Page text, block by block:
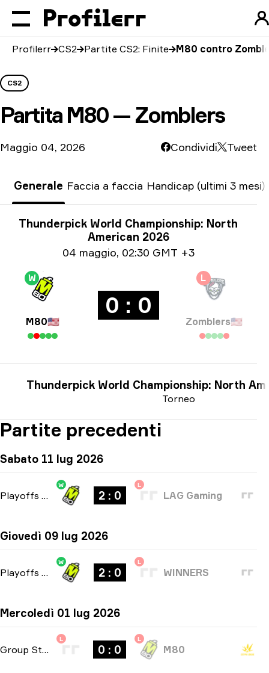
Profilerr CS2 Partite CS2: Finite M80 contro
CS2
Partita M80 — Zomblers
Maggio 04, 2026 Condividi Tweet
Generale Faccia a faccia Handicap (ultimi 3 mesi)
Informazioni sul torneo
Thunderpick World Championship: North
American 2026
Informazioni sulla data
04 maggio, 02:30 GMT +3
W
M80🇺🇸
0 : 0
L
Zomblers🇺🇸
Torneo
Thunderpick World Championship: North
Partite precedenti
Sabato 11 lug 2026
Playoffs bo3
W
2 : 0
L
LAG Gaming
Giovedì 09 lug 2026
Playoffs bo3
W
2 : 0
L
WINNERS
Mercoledì 01 lug 2026
Group Stage
L
0 : 0
L
M80